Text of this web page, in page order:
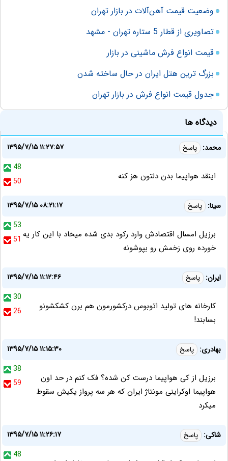
وضعیت قیمت آهن‌آلات در بازار تهران
تصاویری از قطار 5 ستاره تهران - مشهد
قیمت انواع فرش ماشینی در بازار
بزرگ ترین هتل ایران در حال ساخته شدن
جدول قیمت انواع فرش در بازار تهران
دیدگاه ها
محمد: پاسخ
۱۳۹۵/۷/۱۵ ۱۱:۲۷:۵۷
48
50
اینقد هواپیما بدن دلتون هز کنه
سینا: پاسخ
۱۳۹۵/۷/۱۵ ۰۸:۲۱:۱۷
53
51 برزیل امسال اقتصادش وارد رکود بدی شده میخاد با این کار یه
خورده روی زخمش رو بپوشونه
ایران: پاسخ
۱۳۹۵/۷/۱۵ ۱۱:۱۲:۴۶
30
26
کارخانه های تولید اتوبوس درکشورمون هم برن کشکشونو
بسابند!
بهادری: پاسخ
۱۳۹۵/۷/۱۵ ۱۱:۱۵:۳۰
38
59
برزیل از کی هواپیما درست کن شده؟ فک کنم در حد اون
هواپیما اوکراینی مونتاژ ایران که هر سه پرواز یکیش سقوط
میکرد
شاکی: پاسخ
۱۳۹۵/۷/۱۵ ۱۱:۲۶:۱۷
48